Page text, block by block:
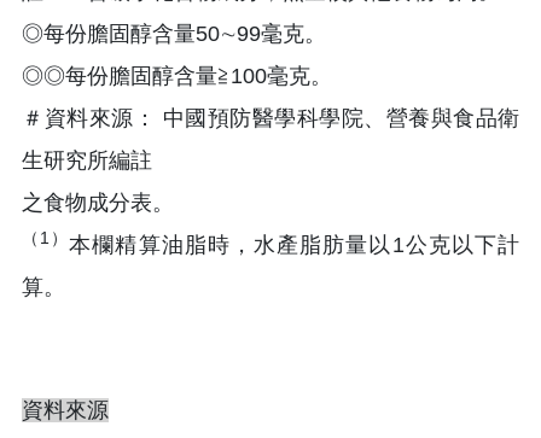
◎每份膽固醇含量50∼99毫克。
◎◎每份膽固醇含量≧100毫克。
＃資料來源： 中國預防醫學科學院、營養與食品衛
生研究所編註
之食物成分表。
（1）本欄精算油脂時，水產脂肪量以1公克以下計
算。
資料來源